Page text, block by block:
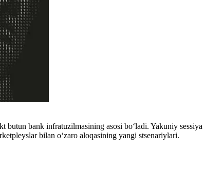
bank infratuzilmasining asosi bo‘ladi. Yakuniy
bilan o‘zaro aloqasining yangi stsenariylari.